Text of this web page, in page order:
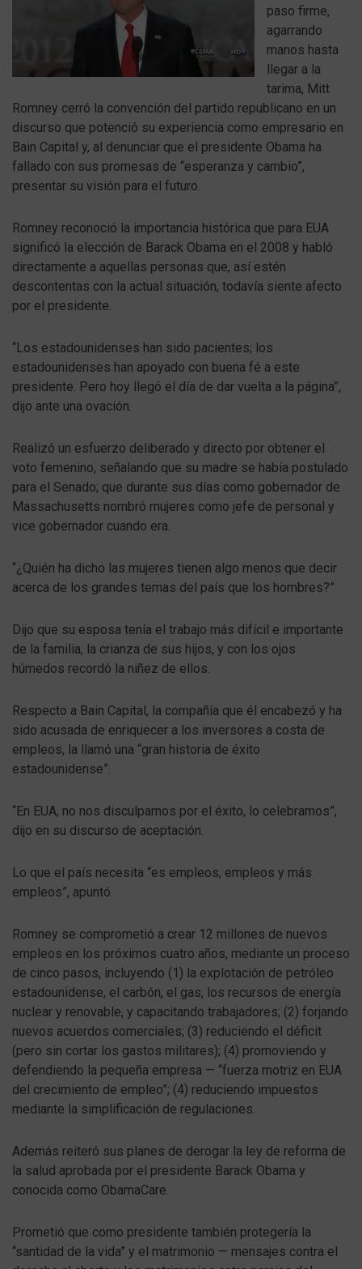
paso firme,
agarrando
manos hasta
llegar a la
tarima, Mitt
Romney cerró la convención del partido republicano en un
discurso que potenció su experiencia como empresario en
Bain Capital y, al denunciar que el presidente Obama ha
fallado con sus promesas de “esperanza y cambio”,
presentar su visión para el futuro.
Romney reconoció la importancia histórica que para EUA
significó la elección de Barack Obama en el 2008 y habló
directamente a aquellas personas que, así estén
descontentas con la actual situación, todavía siente afecto
por el presidente.
“Los estadounidenses han sido pacientes; los
estadounidenses han apoyado con buena fé a este
presidente. Pero hoy llegó el día de dar vuelta a la página”,
dijo ante una ovación.
Realizó un esfuerzo deliberado y directo por obtener el
voto femenino, señalando que su madre se había postulado
para el Senado; que durante sus días como gobernador de
Massachusetts nombró mujeres como jefe de personal y
vice gobernador cuando era.
“¿Quién ha dicho las mujeres tienen algo menos que decir
acerca de los grandes temas del país que los hombres?”
Dijo que su esposa tenía el trabajo más difícil e importante
de la familia, la crianza de sus hijos, y con los ojos
húmedos recordó la niñez de ellos.
Respecto a Bain Capital, la compañía que él encabezó y ha
sido acusada de enriquecer a los inversores a costa de
empleos, la llamó una “gran historia de éxito
estadounidense”.
“En EUA, no nos disculpamos por el éxito, lo celebramos”,
dijo en su discurso de aceptación.
Lo que el país necesita “es empleos, empleos y más
empleos”, apuntó.
Romney se comprometió a crear 12 millones de nuevos
empleos en los próximos cuatro años, mediante un proceso
de cinco pasos, incluyendo (1) la explotación de petróleo
estadounidense, el carbón, el gas, los recursos de energía
nuclear y renovable, y capacitando trabajadores; (2) forjando
nuevos acuerdos comerciales; (3) reduciendo el déficit
(pero sin cortar los gastos militares); (4) promoviendo y
defendiendo la pequeña empresa — “fuerza motriz en EUA
del crecimiento de empleo”; (4) reduciendo impuestos
mediante la simplificación de regulaciones.
Además reiteró sus planes de derogar la ley de reforma de
la salud aprobada por el presidente Barack Obama y
conocida como ObamaCare.
Prometió que como presidente también protegería la
“santidad de la vida” y el matrimonio — mensajes contra el